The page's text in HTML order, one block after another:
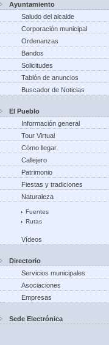
Ayuntamiento
Saludo del alcalde
Corporación municipal
Ordenanzas
Bandos
Solicitudes
Tablón de anuncios
Buscador de Noticias
El Pueblo
Información general
Tour Virtual
Cómo llegar
Callejero
Patrimonio
Fiestas y tradiciones
Naturaleza
Fuentes
Rutas
Vídeos
Directorio
Servicios municipales
Asociaciones
Empresas
Sede Electrónica